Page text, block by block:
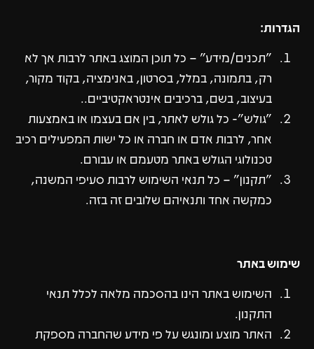
הגדרות:
"תכנים/מידע" – כל תוכן המוצג באתר לרבות אך לא
רק, בתמונה, במלל, בסרטון, באנימציה, בקוד מקור,
בעיצוב, בשם, ברכיבים אינטראקטיביים..
"גולש"- כל גולש לאתר, בין אם בעצמו או באמצעות
אחר, לרבות אדם או חברה או כל ישות המפעילים רכיב
טכנולוגי הגולש באתר מטעמם או עבורם.
"תקנון" – כל תנאי השימוש לרבות סעיפי המשנה,
כמקשה אחד ותנאיהם שלובים זה בזה.
שימוש באתר
השימוש באתר הינו בהסכמה מלאה לכלל תנאי
התקנון.
האתר מוצע ומונגש על פי מידע שהחברה מספקת